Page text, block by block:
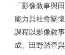
「影像敘事與
能力與社會關
課程以影像敘
成、田野踏查